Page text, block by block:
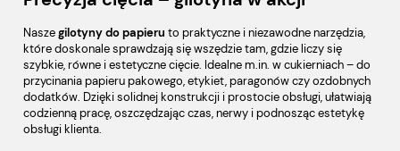
Naszegilotyny do papieru to praktyczne i niezawodne narzędzia,
które doskonale sprawdzają się wszędzie tam, gdzie liczy się
szybkie, równe i estetyczne cięcie. Idealne m.in. w cukierniach – do
przycinania papieru pakowego, etykiet, paragonów czy ozdobnych
dodatków. Dzięki solidnej konstrukcji i prostocie obsługi, ułatwiają
codzienną pracę, oszczędzając czas, nerwy i podnosząc estetykę
obsługi klienta.